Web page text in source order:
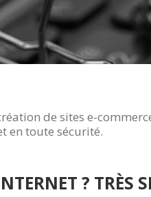
de sites e-
en toute sécurité.
? TRÈS